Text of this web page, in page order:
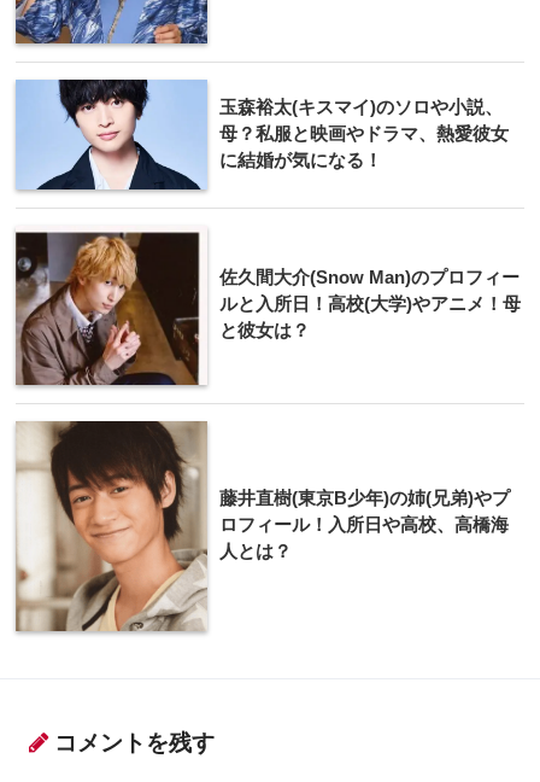
玉森裕太(キスマイ)のソロや小説、
母？私服と映画やドラマ、熱愛彼女
に結婚が気になる！
佐久間大介(Snow Man)のプロフィー
ルと入所日！高校(大学)やアニメ！母
と彼女は？
藤井直樹(東京B少年)の姉(兄弟)やプ
ロフィール！入所日や高校、高橋海
人とは？
コメントを残す